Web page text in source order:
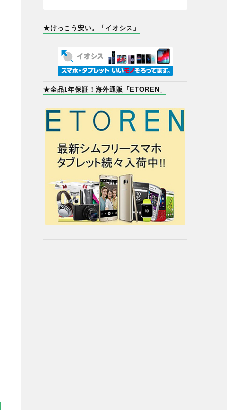
★けっこう安い。「イオシス」
★全品1年保証！海外通販「ETOREN」